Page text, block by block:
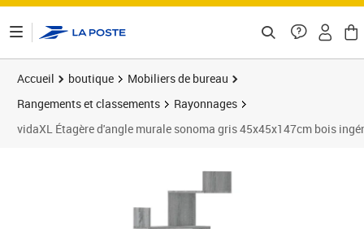
Accueil boutique
Mobiliers de bureau
Rangements et classements
Rayonnages
vidaXL Étagère d'angle murale sonoma gris 45x45x147cm bois